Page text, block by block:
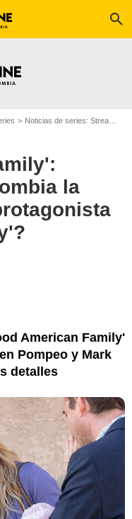
search
Noticias de series: Streaming
la
American Family'
Pompeo y Mark
detalles